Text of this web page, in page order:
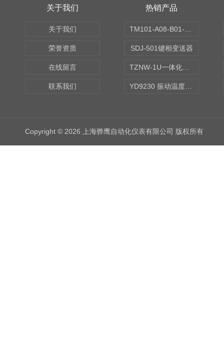
关于我们
关于我们
荣誉资质
在线留言
联系我们
热销产品
SDJ-501键相变送器
Copyright © 2026 上海骅鹰自动化仪表有限公司 版权所有